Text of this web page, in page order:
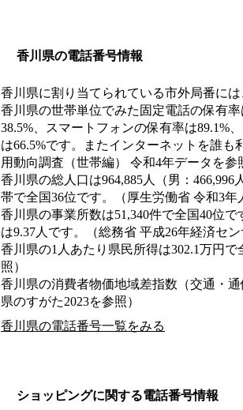
香川県の電話番号情報
香川県に割り当てられている市外局番には
香川県の世帯単位でみた固定電話の保有
38.5%、スマートフォンの保有率は89.1%
は66.5%です。またインターネットを誰も
用動向調査（世帯編） 令和4年データを参
香川県の総人口は964,885人（男：466,996
帯で全国36位です。（厚生労働省 令和3年
香川県の事業所数は51,340件で全国40位
は9.37人です。（総務省 平成26年経済セン
香川県の1人あたり県民所得は302.1万円
照）
香川県の消費者物価地域差指数（交通・
県のすがた2023を参照）
香川県の電話番号一覧をみる
ショッピングに関する電話番号情報